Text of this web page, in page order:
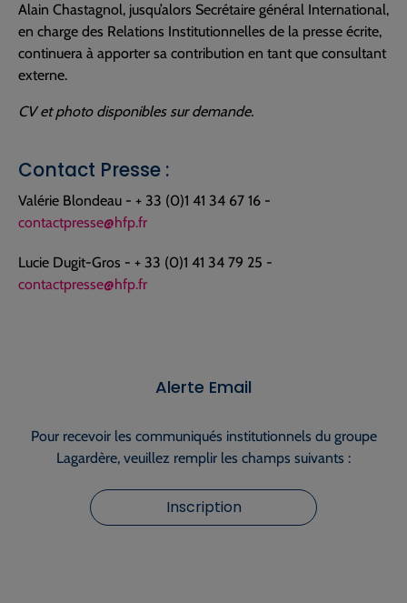
Alain Chastagnol, jusqu’alors Secrétaire général International,
en charge des Relations Institutionnelles de la presse écrite,
continuera à apporter sa contribution en tant que consultant
externe.
CV et photo disponibles sur demande.
Contact Presse :
Valérie Blondeau - + 33 (0)1 41 34 67 16 -
contactpresse@hfp.fr
Lucie Dugit-Gros - + 33 (0)1 41 34 79 25 -
contactpresse@hfp.fr
Alerte Email
Pour recevoir les communiqués institutionnels du groupe
Lagardère, veuillez remplir les champs suivants :
Inscription